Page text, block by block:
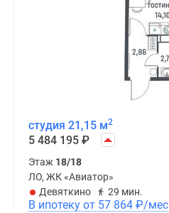
студия 21,15 м2
5 484 195 ₽
Этаж 18/18
ЛО, ЖК «Авиатор»
Девяткино
29 мин.
В ипотеку от 57 864 ₽/мес